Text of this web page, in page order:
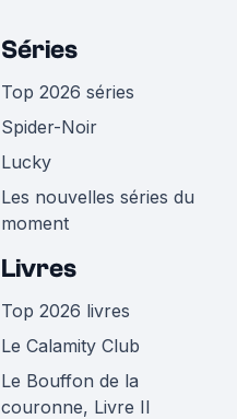
Séries
Top 2026 séries
Spider-Noir
Lucky
Les nouvelles séries du
moment
Livres
Top 2026 livres
Le Calamity Club
Le Bouffon de la
couronne, Livre II